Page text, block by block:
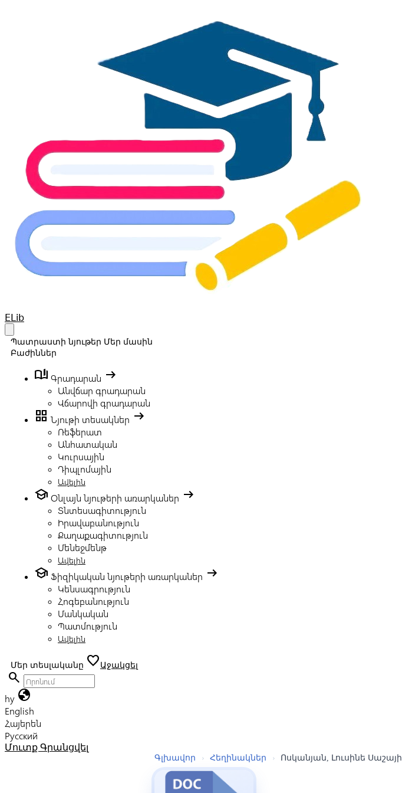
Your Company
ELib
Պատրաստի նյութեր Մեր մասին
Բաժիններ
book_ribbon Գրադարան arrow_right_alt
Անվճար գրադարան
Վճարովի գրադարան
grid_view Նյութի տեսակներ arrow_right_alt
Ռեֆերատ
Անհատական
Կուրսային
Դիպլոմային
Ավելին
school Օնլայն նյութերի առարկաներ arrow_right_alt
Տնտեսագիտություն
Իրավաբանություն
Քաղաքագիտություն
Մենեջմենթ
Ավելին
school Ֆիզիկական նյութերի առարկաներ arrow_right_alt
Կենսագրություն
Հոգեբանություն
Մանկական
Պատմություն
Ավելին
Մեր տեսլականը favoriteԱջակցել
search
hy globe
English
Հայերեն
Русский
Մուտք Գրանցվել
Գլխավոր › Հեղինակներ › Ոսկանյան, Լուսինե Սաշայի